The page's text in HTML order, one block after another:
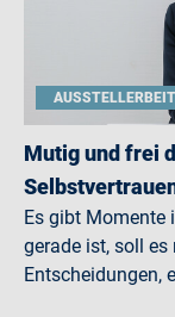
Mutig und frei
Es gibt Momente
gerade ist, soll
Entscheidungen,